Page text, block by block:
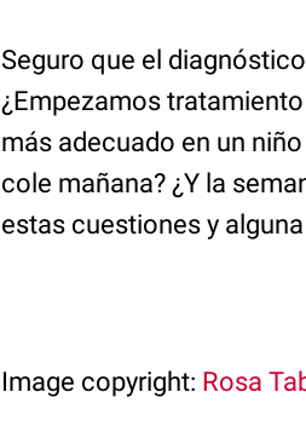
Seguro que el
¿Empezamos
más adecuado en un
cole mañana? ¿Y la
estas cuestiones y
Image copyright: Rosa